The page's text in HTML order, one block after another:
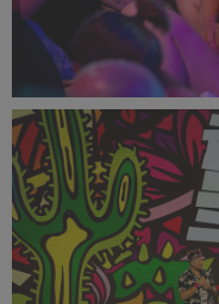
402 KB